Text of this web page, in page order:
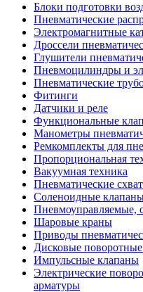
Блоки подготовки
Пневматические
Электромагнитные
Дроссели
Глушители
Пневмоцилиндры и
Пневматические
Фитинги
Датчики и реле
Функциональные
Манометры
Ремкомплекты для
Пропорциональная
Вакуумная техника
Пневматические
Соленоидные
Пневмоуправляемые,
Шаровые краны
Приводы
Дисковые
Импульсные клапаны
Электрические
арматуры